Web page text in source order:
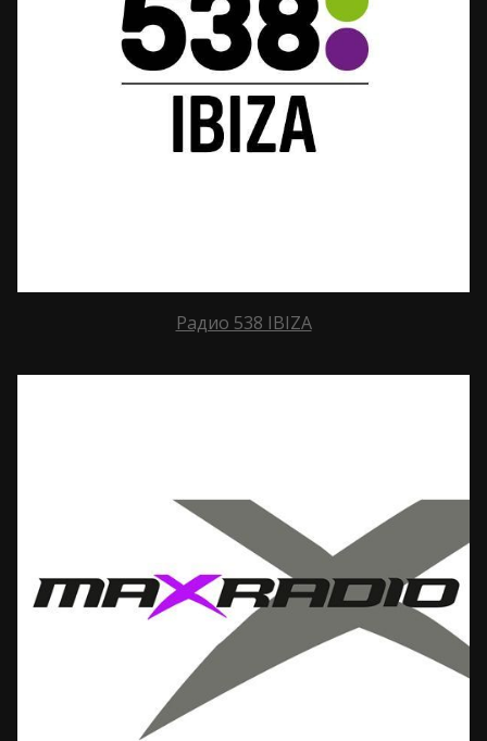
Радио 538 IBIZA